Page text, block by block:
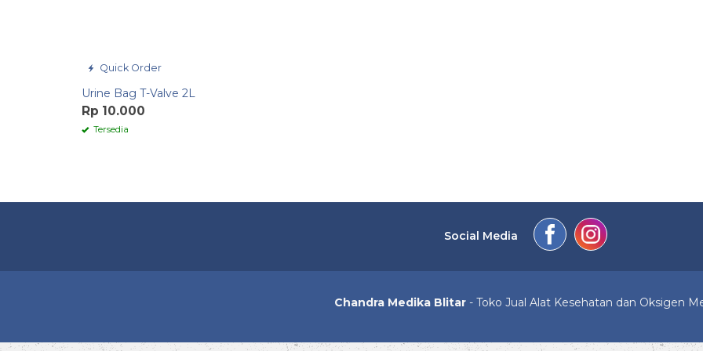
Quick Order
Urine Bag T-Valve 2L
Rp 10.000
Tersedia
Social Media
Chandra Medika Blitar- Toko Jual Alat Kesehatan dan Oksigen